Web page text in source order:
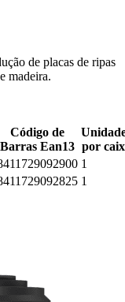
de placas de ripas
madeira.
Código de
Barras Ean13 por
1
1